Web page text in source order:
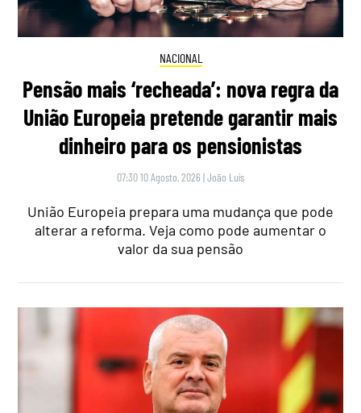
NACIONAL
Pensão mais ‘recheada’: nova regra da
União Europeia pretende garantir mais
dinheiro para os pensionistas
07:30 10 Agosto, 2026 |João Luís
União Europeia prepara uma mudança que pode
alterar a reforma. Veja como pode aumentar o
valor da sua pensão